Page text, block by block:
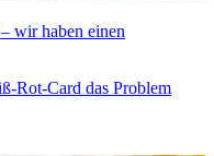
wir haben einen
Rot-Card das Problem